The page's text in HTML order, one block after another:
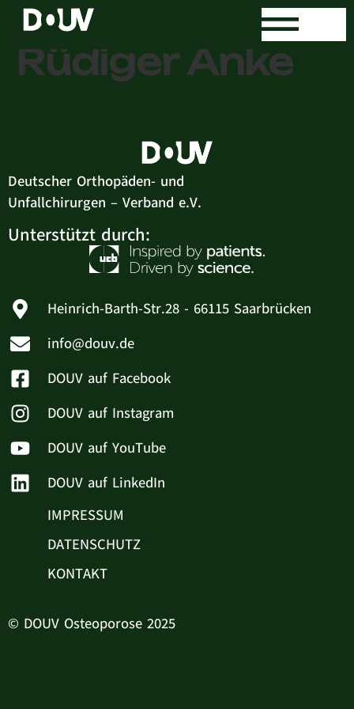
Dr. med.
Rüdiger Anke
Deutscher Orthopäden- und
Unfallchirurgen – Verband e.V.
Unterstützt durch:
Heinrich-Barth-Str.28 - 66115 Saarbrücken
info@douv.de
DOUV auf Facebook
DOUV auf Instagram
DOUV auf YouTube
DOUV auf LinkedIn
IMPRESSUM
DATENSCHUTZ
KONTAKT
© DOUV Osteoporose 2025